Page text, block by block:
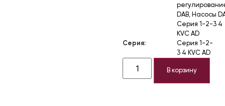
DAB, Насосы
Серия 1-2-3 4
KVC AD
Серия:
Серия 1-2-
3 4 KVC AD
В корзину